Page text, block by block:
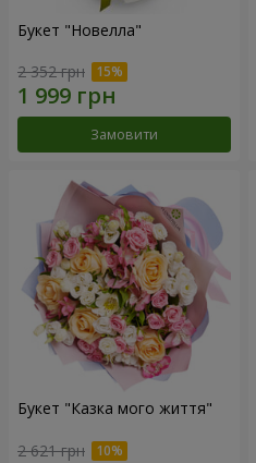
Букет "Новелла"
2 352 грн
Замовити
Букет "Казка мого життя"
2 621 грн